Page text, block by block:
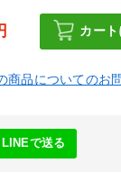
カー
商品についてのお
LINEで送る